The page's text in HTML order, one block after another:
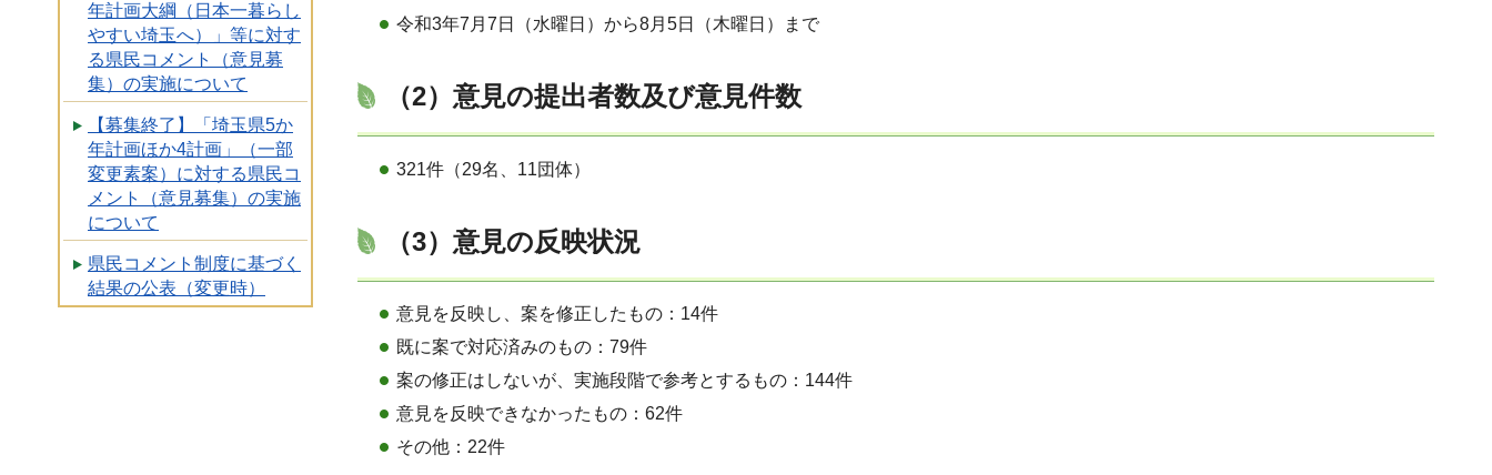
年計画大綱（日本一暮らし
やすい埼玉へ）」等に対す
る県民コメント（意見募
集）の実施について
【募集終了】「埼玉県5か
年計画ほか4計画」（一部
変更素案）に対する県民コ
メント（意見募集）の実施
について
県民コメント制度に基づく
結果の公表（変更時）
令和3年7月7日（水曜日）から8月5日（木曜日）まで
（2）意見の提出者数及び意見件数
321件（29名、11団体）
（3）意見の反映状況
意見を反映し、案を修正したもの：14件
既に案で対応済みのもの：79件
案の修正はしないが、実施段階で参考とするもの：144件
意見を反映できなかったもの：62件
その他：22件